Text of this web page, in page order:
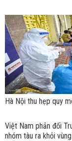
Hà Nội thu hẹp quy
Việt Nam phản đối
nhóm tàu ra khỏi